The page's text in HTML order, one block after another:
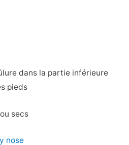
dans la partie inférieure
pieds
secs
nose